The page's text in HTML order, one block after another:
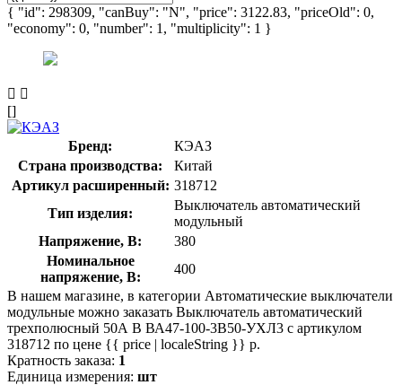
{ "id": 298309, "canBuy": "N", "price": 3122.83, "priceOld": 0,
"economy": 0, "number": 1, "multiplicity": 1 }
[]
Бренд:
КЭАЗ
Страна производства:
Китай
Артикул расширенный: 318712
Тип изделия:
Выключатель автоматический
модульный
Напряжение, В:
380
Номинальное
напряжение, В:
400
В нашем магазине, в категории Автоматические выключатели
модульные можно заказать Выключатель автоматический
трехполюсный 50А B ВА47-100-3B50-УХЛ3 с артикулом
318712 по цене {{ price | localeString }} р.
Кратность заказа: 1
Единица измерения: шт